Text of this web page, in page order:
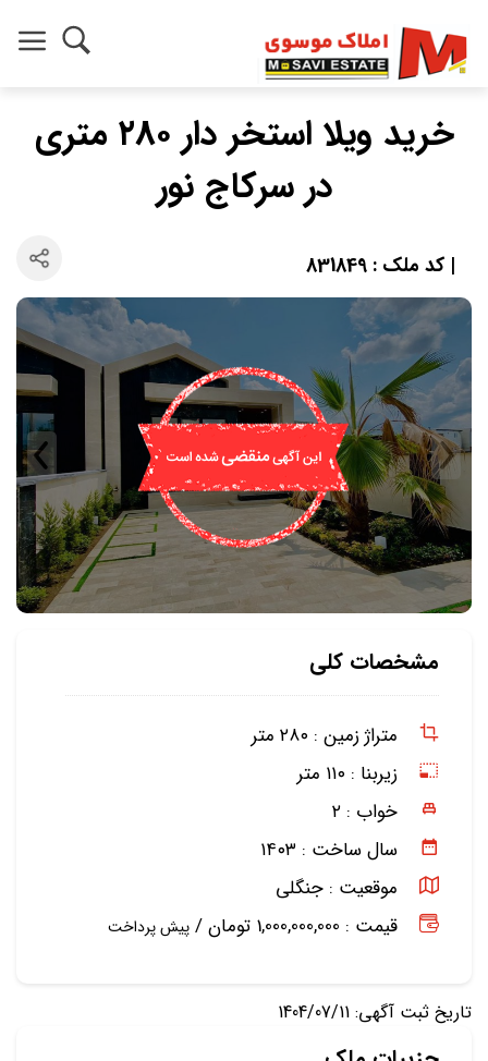
خرید ویلا استخر دار ۲۸۰ متری
در سرکاج نور
| کد ملک : 831849
مشخصات کلی
متراژ زمین : ۲۸۰ متر
زیربنا : ۱۱۰ متر
خواب : ۲
سال ساخت : ۱۴۰۳
موقعیت : جنگلی
قیمت : 1,000,000,000 تومان /
پیش پرداخت
تاریخ ثبت آگهی: 1404/07/11